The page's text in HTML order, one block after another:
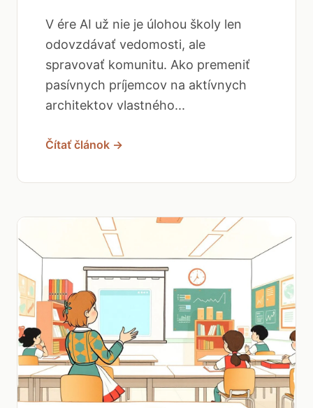
V ére AI už nie je úlohou školy len
odovzdávať vedomosti, ale
spravovať komunitu. Ako premeniť
pasívnych príjemcov na aktívnych
architektov vlastného...
Čítať článok →